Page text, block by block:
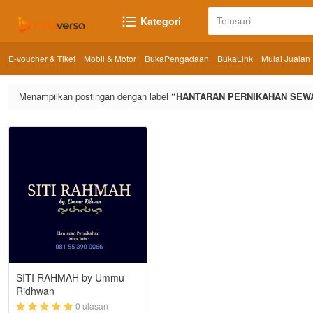
Kategori
E-voucher & Tiket Mobil & Motor BukaPengadaan BukaLink Mulai Jualan
Menampilkan postingan dengan label HANTARAN PERNIKAHAN
SITI RAHMAH by Ummu
Ridhwan
0 ulasan